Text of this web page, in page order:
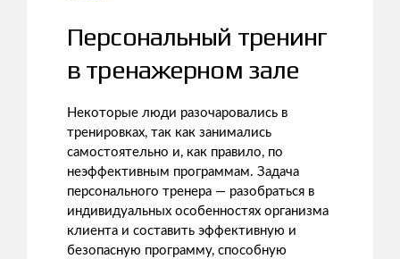
Персональный тренинг
в тренажерном зале
Некоторые люди разочаровались в
тренировках, так как занимались
самостоятельно и, как правило, по
неэффективным программам. Задача
персонального тренера — разобраться в
индивидуальных особенностях организма
клиента и составить эффективную и
безопасную программу, способную